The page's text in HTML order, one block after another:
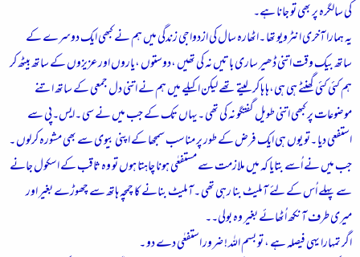
کی سالگرہ پر بھی تو جانا ہے۔
یہ ہمارا آخری انٹرویو تھا ۔اٹھارہ سال کی ازدواجی زندگی میں ہم نے کبھی ایک دوسرے کے
ساتھ بیک وقت اتنی ڈھیر ساری باتیں نہ کی تھیں ،دوستوں ،یاروں اور عزیزوں کے ساتھ بیٹھ کر
ہم کئی کئی گھنٹے ہی ہی،ہا ہا کر لیتے تھے لیکن اکیلے میں ہم نے اتنی دل جمعی کے ساتھ اتنے
موضوعات پر کبھی اتنی طویل گفتگو نہ کی تھی ۔یہاں تک کے جب میں نے سی ۔ایس۔پی سے
استفعی دیا ۔تو یوں ہی ایک فرض کے طور پر مناسب سمجھا کے اپنی بیوی سے بھی مشورہ کرلوں ۔
جب میں نے اُسے بتایا کہ میں ملازمت سے مستفعٰی ہونا چاہتا ہوں تو وہ ثاقب کے اسکول جانے
سے پہلے اُس کے لئے آملیٹ بنا رہی تھی ۔آملیٹ بنانے کا چمچہ ہاتھ سے چھوڑے بغیر اور
میری طرف آنکھ اُٹھائے بغیر وہ بولی۔۔
اگر تمہارا یہی فیصلہ ہے ، تو بسم اللہ ! ضرور استفعٰی دے دو ۔